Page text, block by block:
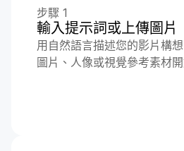
步驟 1
輸入提示詞或上傳圖片
用自然語言描述您的影片構
圖片、人像或視覺參考素材開